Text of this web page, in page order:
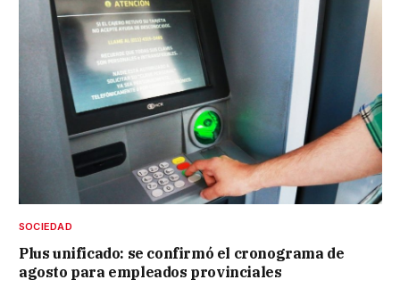
SOCIEDAD
Plus unificado: se confirmó el cronograma de
agosto para empleados provinciales